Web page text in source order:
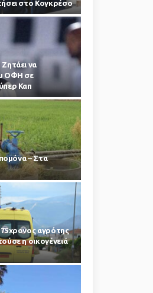
στο Κογκρέσο
να
ΟΦΗ σε
Καπ
πομόνα – Στα
αγρότης
η οικογένειά